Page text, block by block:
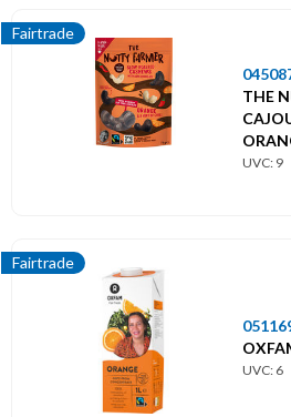
Fairtrade
THE
UVC: 9
Fairtrade
UVC: 6